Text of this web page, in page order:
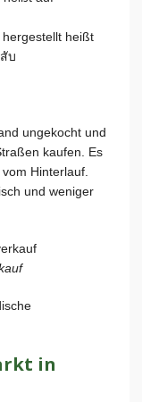
heißt
บ
ungekocht und
kaufen. Es
Hinterlauf.
und weniger
in